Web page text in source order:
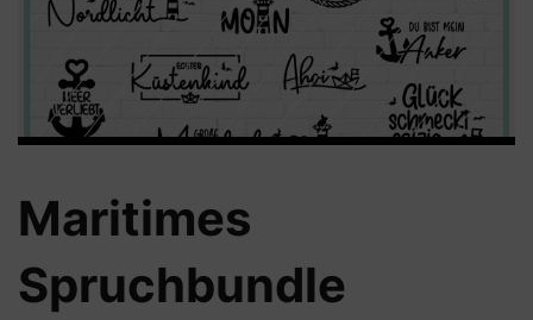
Maritimes
Spruchbundle